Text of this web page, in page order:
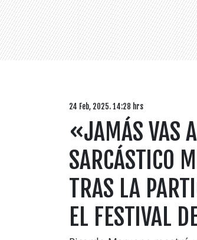
24 Feb, 2025. 14:28 hrs
«JAMÁS VAS
SARCÁSTICO
TRAS LA
EL FESTIVAL